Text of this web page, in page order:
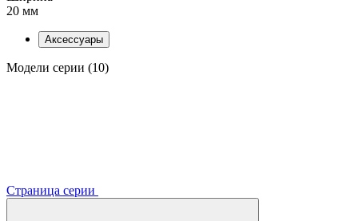
20 мм
Аксессуары
Модели серии (10)
Страница серии